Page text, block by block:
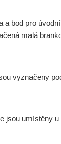
bod pro
malá
vyznačeny
jsou umístěny u